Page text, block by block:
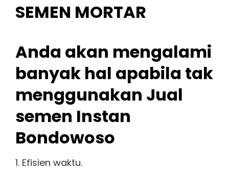
SEMEN MORTAR
Anda akan mengalami
banyak hal apabila tak
menggunakan Jual
semen Instan
Bondowoso
1. Efisien waktu.